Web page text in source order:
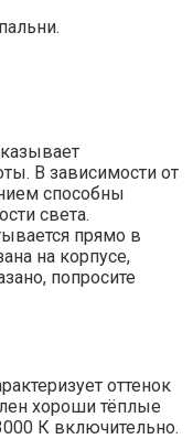
В зависимости от
способны
света.
прямо в
на корпусе,
попросите
оттенок
хороши тёплые
К включительно.